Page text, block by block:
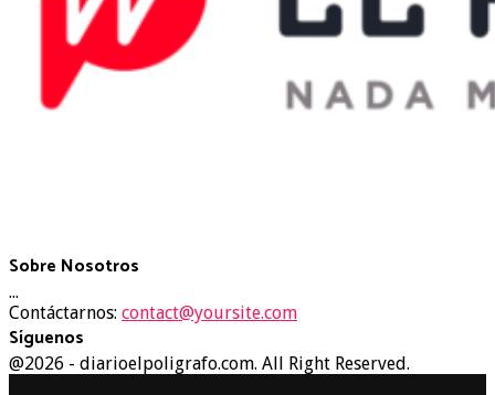
Sobre Nosotros
...
Contáctarnos: contact@yoursite.com
Síguenos
Facebook
Twitter
Instagram
Youtube
@2026 - diarioelpoligrafo.com. All Right Reserved.